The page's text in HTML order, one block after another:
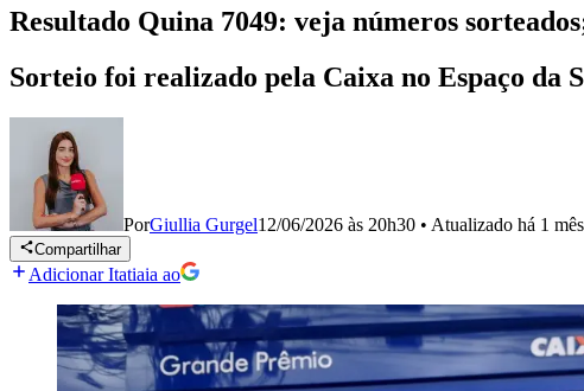
Resultado Quina 7049: veja números
Sorteio foi realizado pela Caixa no Espaço da
PorGiullia Gurgel12/06/2026 às 20h30 • Atualizado há 1 mês
Compartilhar
Adicionar Itatiaia ao